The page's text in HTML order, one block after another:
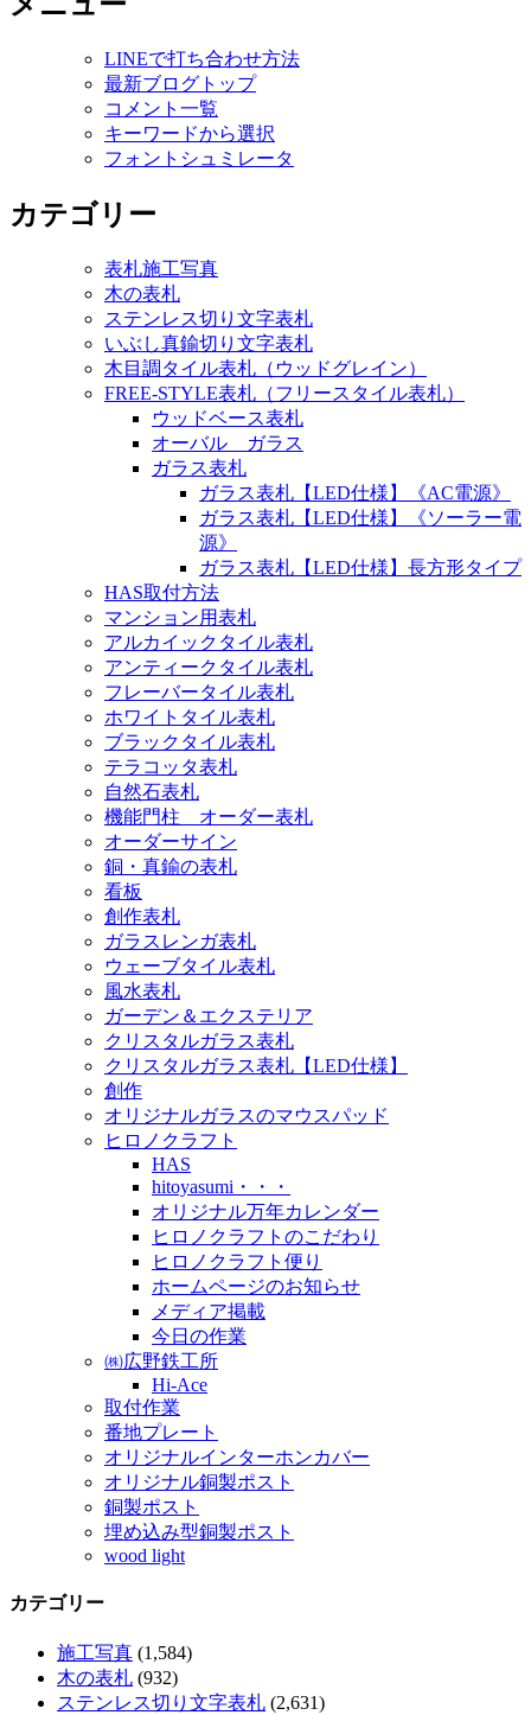
LINEで打ち合わせ方法
最新ブログトップ
コメント一覧
キーワードから選択
フォントシュミレータ
カテゴリー
表札施工写真
木の表札
ステンレス切り文字表札
いぶし真鍮切り文字表札
木目調タイル表札（ウッドグレイン）
FREE-STYLE表札（フリースタイル表札）
ウッドベース表札
オーバル ガラス
ガラス表札
ガラス表札【LED仕様】《AC電源》
ガラス表札【LED仕様】《ソーラー電
源》
ガラス表札【LED仕様】長方形タイプ
HAS取付方法
マンション用表札
アルカイックタイル表札
アンティークタイル表札
フレーバータイル表札
ホワイトタイル表札
ブラックタイル表札
テラコッタ表札
自然石表札
機能門柱 オーダー表札
オーダーサイン
銅・真鍮の表札
看板
創作表札
ガラスレンガ表札
ウェーブタイル表札
風水表札
ガーデン＆エクステリア
クリスタルガラス表札
クリスタルガラス表札【LED仕様】
創作
オリジナルガラスのマウスパッド
ヒロノクラフト
HAS
hitoyasumi・・・
オリジナル万年カレンダー
ヒロノクラフトのこだわり
ヒロノクラフト便り
ホームページのお知らせ
メディア掲載
今日の作業
㈱広野鉄工所
Hi-Ace
取付作業
番地プレート
オリジナルインターホンカバー
オリジナル銅製ポスト
銅製ポスト
埋め込み型銅製ポスト
wood light
カテゴリー
施工写真 (1,584)
木の表札 (932)
ステンレス切り文字表札 (2,631)